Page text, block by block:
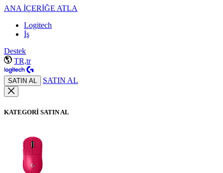
ANA İÇERİĞE ATLA
Logitech
İş
Destek
TR,tr
SATIN AL SATIN AL
KATEGORİ SATIN AL